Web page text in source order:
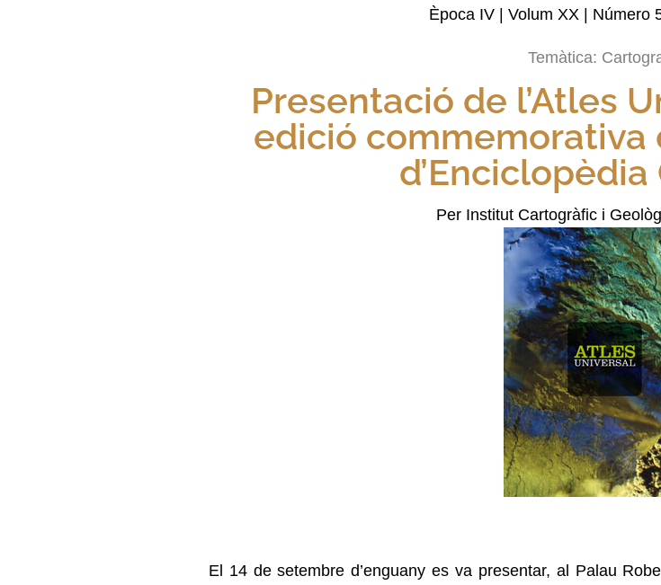
Època IV | Volum XX | Número
Temàtica:
Presentació de l’Atles
edició commemorativa
Per Institut Cartogràfic i
El 14 de setembre d’enguany es va presentar, al Palau